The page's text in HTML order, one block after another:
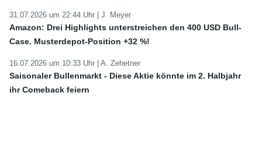
31.07.2026 um 22:44 Uhr | J. Meyer
Amazon: Drei Highlights unterstreichen den 400 USD Bull-
Case. Musterdepot-Position +32 %!
16.07.2026 um 10:33 Uhr | A. Zehetner
Saisonaler Bullenmarkt - Diese Aktie könnte im 2. Halbjahr
ihr Comeback feiern